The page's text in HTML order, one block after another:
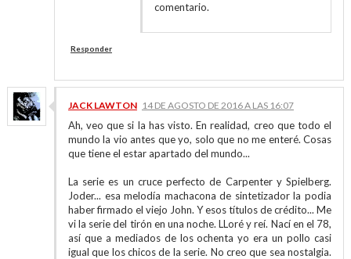
comentario.
Responder
JACK LAWTON 14 DE AGOSTO DE 2016 A LAS 16:07
Ah, veo que si la has visto. En realidad, creo que todo el
mundo la vio antes que yo, solo que no me enteré. Cosas
que tiene el estar apartado del mundo...
La serie es un cruce perfecto de Carpenter y Spielberg.
Joder... esa melodía machacona de sintetizador la podia
haber firmado el viejo John. Y esos títulos de crédito... Me
vi la serie del tirón en una noche. LLoré y reí. Nací en el 78,
así que a mediados de los ochenta yo era un pollo casi
igual que los chicos de la serie. No creo que sea nostalgia.